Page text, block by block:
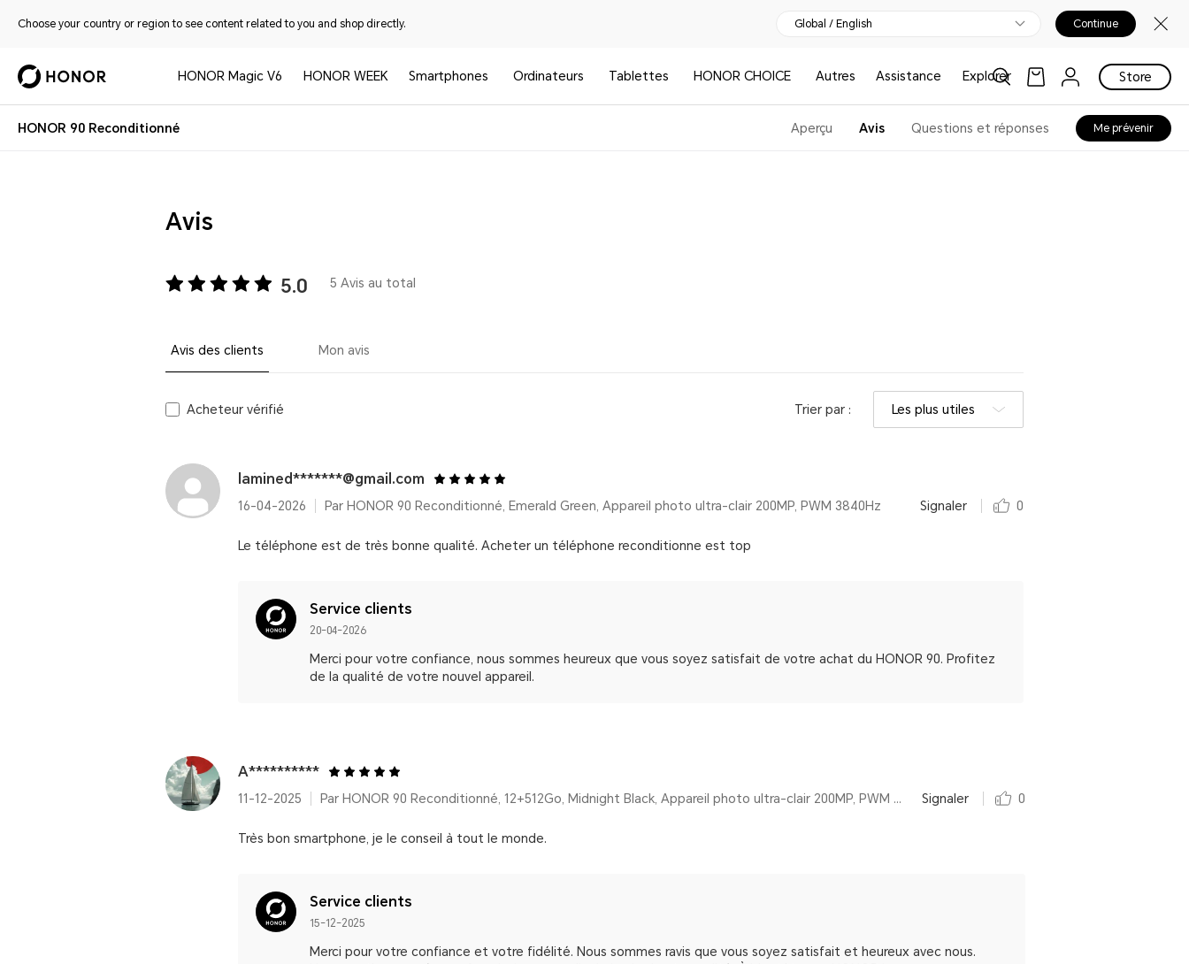
Choose your country or region to see content related to you and shop directly. Global / English Continue
HONOR Magic V6 HONOR WEEK Smartphones Ordinateurs Tablettes HONOR CHOICE Autres Assistance Explorer Store
HONOR 90 Reconditionné Aperçu Avis Questions et réponses Me prévenir
Avis
5.0 5 Avis au total
Avis des clients Mon avis
Acheteur vérifié Trier par : Les plus utiles
lamined*******@gmail.com
16-04-2026 Par HONOR 90 Reconditionné, Emerald Green, Appareil photo ultra-clair 200MP, PWM 3840Hz Signaler 0
Le téléphone est de très bonne qualité. Acheter un téléphone reconditionne est top
Service clients
20-04-2026
Merci pour votre confiance, nous sommes heureux que vous soyez satisfait de votre achat du HONOR 90. Profitez
de la qualité de votre nouvel appareil.
A**********
11-12-2025 Par HONOR 90 Reconditionné, 12+512Go, Midnight Black, Appareil photo ultra-clair 200MP, PWM 3840Hz Signaler 0
Très bon smartphone, je le conseil à tout le monde.
Service clients
15-12-2025
Merci pour votre confiance et votre fidélité. Nous sommes ravis que vous soyez satisfait et heureux avec nous.